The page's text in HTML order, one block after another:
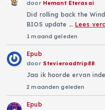
door Hemant Eterasai
Did rolling back the
BIOS update … Lees
1 maand geleden
Epub
door Stevieroadtrip88
Jaa ik hoorde ervan
2 maanden geleden
Epub